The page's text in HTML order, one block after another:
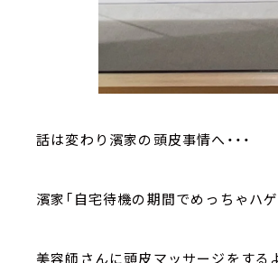
話は変わり濱家の頭皮事情へ・・・
濱家「自宅待機の期間でめっちゃハゲ
美容師さんに頭皮マッサージをする